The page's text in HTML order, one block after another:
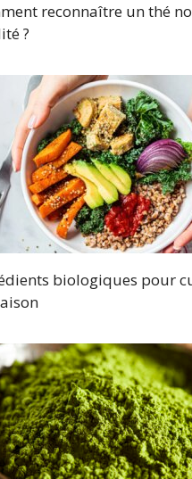
reconnaître un thé
?
biologiques pour